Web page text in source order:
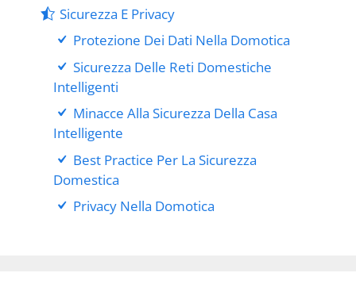
Sicurezza E Privacy
Protezione Dei Dati Nella Domotica
Sicurezza Delle Reti Domestiche
Intelligenti
Minacce Alla Sicurezza Della Casa
Intelligente
Best Practice Per La Sicurezza
Domestica
Privacy Nella Domotica